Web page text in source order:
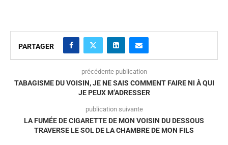
PARTAGER
précédente publication
TABAGISME DU VOISIN, JE NE SAIS COMMENT FAIRE NI À QUI
JE PEUX M’ADRESSER
publication suivante
LA FUMÉE DE CIGARETTE DE MON VOISIN DU DESSOUS
TRAVERSE LE SOL DE LA CHAMBRE DE MON FILS